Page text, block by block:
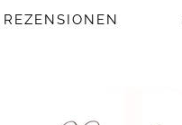
REZENSIONEN